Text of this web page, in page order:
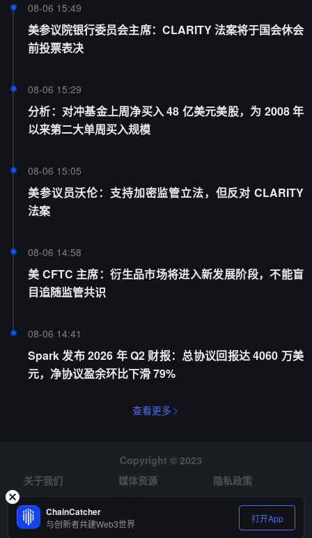
08-06 15:49
美参议院银行委员会主席：CLARITY 法案将于国会休会
前投票表决
08-06 15:29
分析：对冲基金上周净买入 48 亿美元美股，为 2008 年
以来第二大单周买入规模
08-06 15:05
美参议员沃伦：支持加密监管立法，但反对 CLARITY
法案
08-06 14:58
美 CFTC 主席：衍生品市场将进入新发展阶段，不能盲
目追随监管共识
08-06 14:41
Spark 发布 2026 年 Q2 财报：总协议回报达 4060 万美
元，净协议盈余环比下滑 79%
查看更多
Copyright © 2023
关于我们
媒体资源
隐私政策
风险提示
招聘
ChainCatcher
与创新者共建Web3世界 打开App